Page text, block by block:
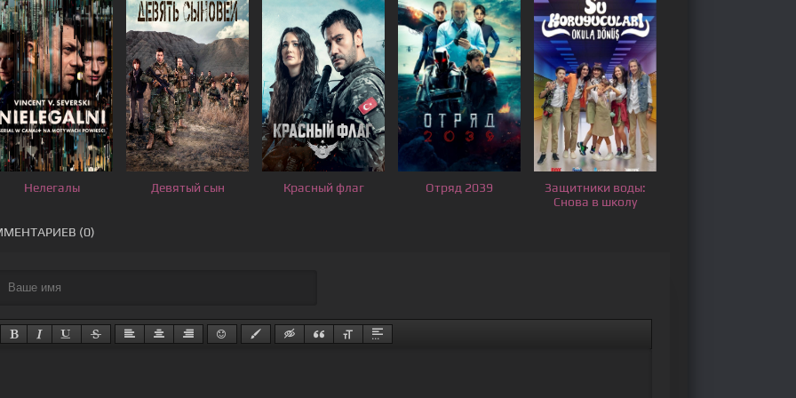
Нелегалы Девятый сын Красный флаг Отряд 2039
Защитники воды:
Снова в школу
(0)